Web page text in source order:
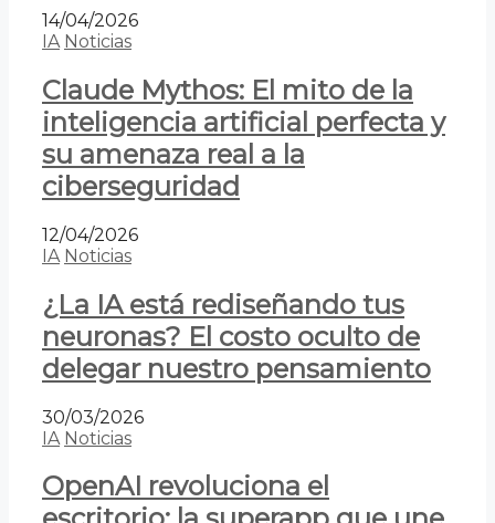
14/04/2026
IA Noticias
Claude Mythos: El mito de la
inteligencia artificial perfecta y
su amenaza real a la
ciberseguridad
12/04/2026
IA Noticias
¿La IA está rediseñando tus
neuronas? El costo oculto de
delegar nuestro pensamiento
30/03/2026
IA Noticias
OpenAI revoluciona el